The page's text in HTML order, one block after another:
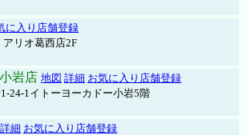
に入り店舗登録
リオ葛西店2F
岩店 地図 詳細 お気に入り店舗登録
24-1イトーヨーカドー小岩5階
詳細 お気に入り店舗登録